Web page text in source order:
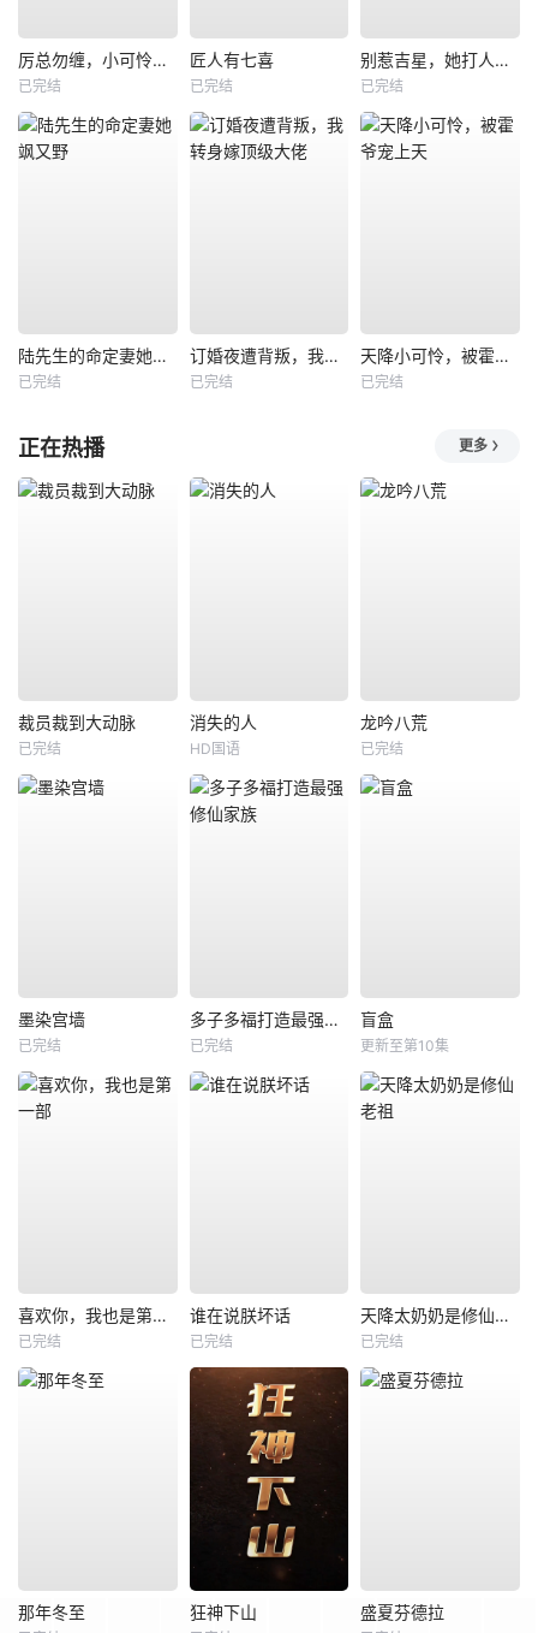
厉总勿缠，小可怜只想当厂妹
已完结
匠人有七喜
已完结
别惹吉星，她打人专打脸
已完结
陆先生的命定妻她飒又野
已完结
订婚夜遭背叛，我转身嫁顶级大佬
已完结
天降小可怜，被霍爷宠上天
已完结
正在热播 更多
裁员裁到大动脉
已完结
消失的人
HD国语
龙吟八荒
已完结
墨染宫墙
已完结
多子多福打造最强修仙家族
已完结
盲盒
更新至第10集
喜欢你，我也是第一部
已完结
谁在说朕坏话
已完结
天降太奶奶是修仙老祖
已完结
那年冬至 狂神下山 盛夏芬德拉